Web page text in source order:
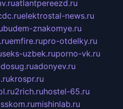
atlantpereezd.ru
elektrostal-news.ru
budem-znakomye.ru
emfire.rupro-otdelky.ru
seks-uzbek.ruporno-vk.ru
adonyev.ru
krospr.ru
2rich.ruhostel-65.ru
mishinlab.ru